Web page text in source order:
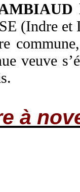
(Indre
veuve
à